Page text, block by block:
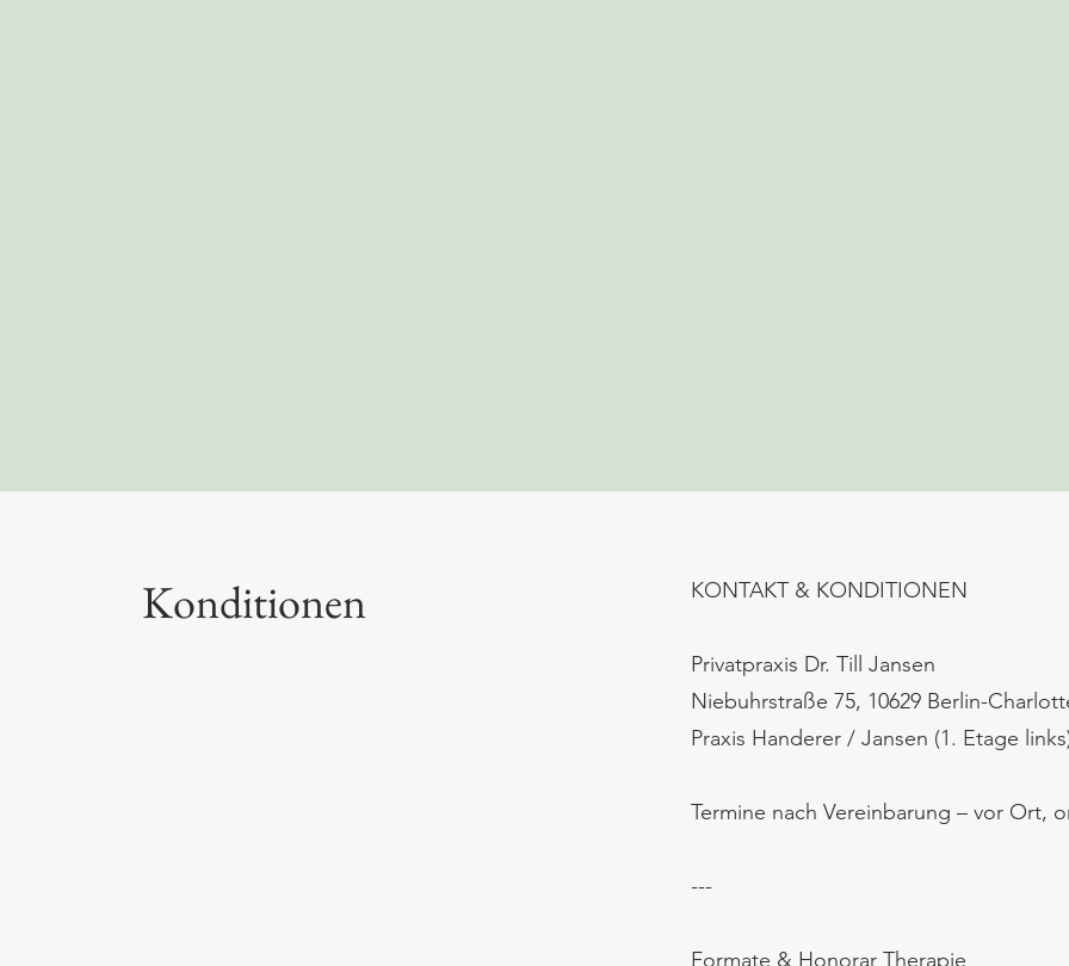
Konditionen KONTAKT & KONDITIONEN
Privatpraxis Dr. Till Jansen
Niebuhrstraße 75, 10629 Berlin-
Praxis Handerer / Jansen (1. Etage
Termine nach Vereinbarung – vor Ort,
---
Formate & Honorar Therapie